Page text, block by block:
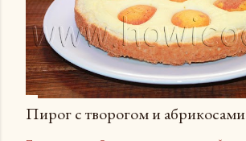
Пирог с творогом и абрикосами